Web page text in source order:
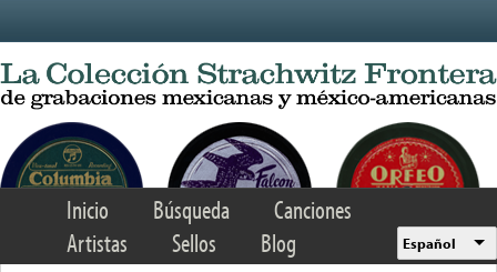
Inicio Búsqueda
Canciones
Artistas
Sellos Blog Español